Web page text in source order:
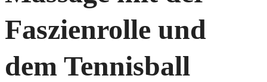
Faszienrolle und
dem Tennisball